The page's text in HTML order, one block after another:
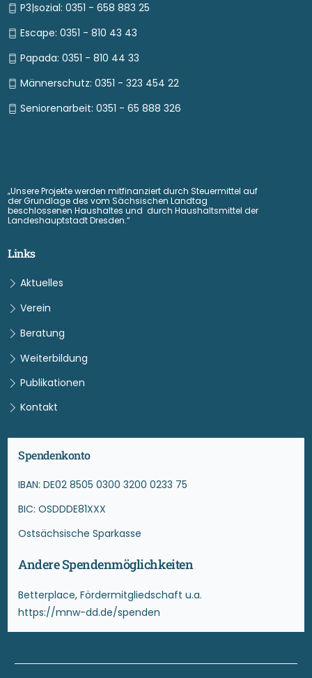
P3|sozial: 0351 - 658 883 25
Escape: 0351 - 810 43 43
Papada: 0351 - 810 44 33
Männerschutz: 0351 - 323 454 22
Seniorenarbeit: 0351 - 65 888 326
„Unsere Projekte werden mitfinanziert durch Steuermittel auf
der Grundlage des vom Sächsischen Landtag
beschlossenen Haushaltes und durch Haushaltsmittel der
Landeshauptstadt Dresden.“
Links
Aktuelles
Verein
Beratung
Weiterbildung
Publikationen
Kontakt
Spendenkonto
IBAN: DE02 8505 0300 3200 0233 75
BIC: OSDDDE81XXX
Ostsächsische Sparkasse
Andere Spendenmöglichkeiten
Betterplace, Fördermitgliedschaft u.a.
https://mnw-dd.de/spenden